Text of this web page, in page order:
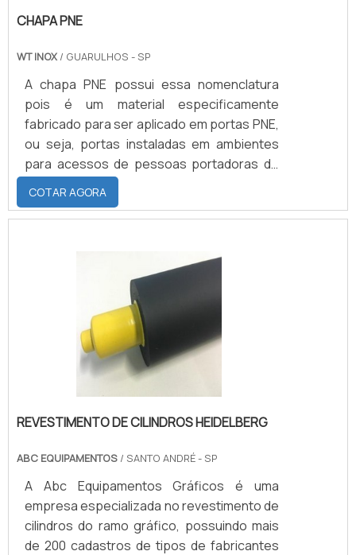
CHAPA PNE
WT INOX / GUARULHOS - SP
A chapa PNE possui essa nomenclatura
pois é um material especificamente
fabricado para ser aplicado em portas PNE,
ou seja, portas instaladas em ambientes
para acessos de pessoas portadoras de
necessidades especiais. A chapa para PNE
se apresenta como uma proteção
essencial para as portas, protegendo-as
Cadeiras de rodas; Muletas; Bengalas;
Entre outros.Além de proteção e
durabilidade a chapa proporciona ao
usuário autonomia para abrir e fechar a
porta de forma.
COTAR AGORA
REVESTIMENTO DE CILINDROS HEIDELBERG
ABC EQUIPAMENTOS / SANTO ANDRÉ - SP
A Abc Equipamentos Gráficos é uma
empresa especializada no revestimento de
cilindros do ramo gráfico, possuindo mais
de 200 cadastros de tipos de fabricantes